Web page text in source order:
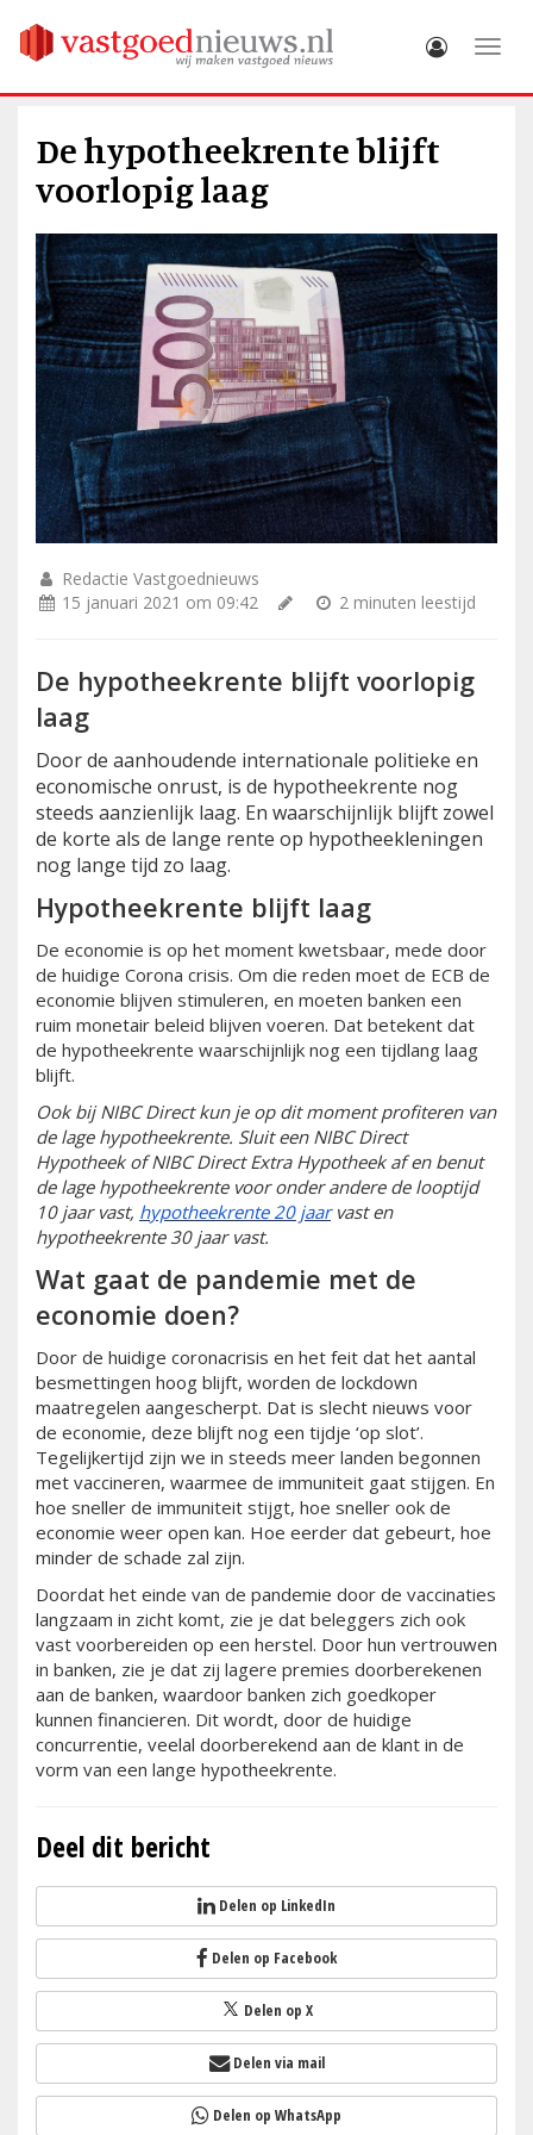
De hypotheekrente blijft
voorlopig laag
Redactie Vastgoednieuws
15 januari 2021 om 09:42
2 minuten leestijd
De hypotheekrente blijft voorlopig
laag
Door de aanhoudende internationale politieke en
economische onrust, is de hypotheekrente nog
steeds aanzienlijk laag. En waarschijnlijk blijft zowel
de korte als de lange rente op hypotheekleningen
nog lange tijd zo laag.
Hypotheekrente blijft laag
De economie is op het moment kwetsbaar, mede door
de huidige Corona crisis. Om die reden moet de ECB de
economie blijven stimuleren, en moeten banken een
ruim monetair beleid blijven voeren. Dat betekent dat
de hypotheekrente waarschijnlijk nog een tijdlang laag
blijft.
Ook bij NIBC Direct kun je op dit moment profiteren van
de lage hypotheekrente. Sluit een NIBC Direct
Hypotheek of NIBC Direct Extra Hypotheek af en benut
de lage hypotheekrente voor onder andere de looptijd
10 jaar vast, hypotheekrente 20 jaarvast en
hypotheekrente 30 jaar vast.
Wat gaat de pandemie met de
economie doen?
Door de huidige coronacrisis en het feit dat het aantal
besmettingen hoog blijft, worden de lockdown
maatregelen aangescherpt. Dat is slecht nieuws voor
de economie, deze blijft nog een tijdje ‘op slot’.
Tegelijkertijd zijn we in steeds meer landen begonnen
met vaccineren, waarmee de immuniteit gaat stijgen. En
hoe sneller de immuniteit stijgt, hoe sneller ook de
economie weer open kan. Hoe eerder dat gebeurt, hoe
minder de schade zal zijn.
Doordat het einde van de pandemie door de vaccinaties
langzaam in zicht komt, zie je dat beleggers zich ook
vast voorbereiden op een herstel. Door hun vertrouwen
in banken, zie je dat zij lagere premies doorberekenen
aan de banken, waardoor banken zich goedkoper
kunnen financieren. Dit wordt, door de huidige
concurrentie, veelal doorberekend aan de klant in de
vorm van een lange hypotheekrente.
Deel dit bericht
Delen op LinkedIn
Delen op Facebook
Delen op X
Delen via mail
Delen op WhatsApp